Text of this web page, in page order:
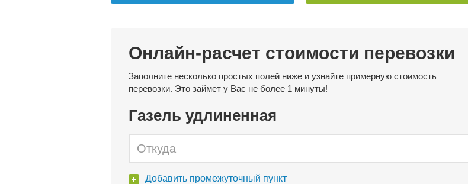
Онлайн-расчет стоимости перевозки
Заполните несколько простых полей ниже и узнайте примерную стоимость
перевозки. Это займет у Вас не более 1 минуты!
Газель удлиненная
Добавить промежуточный пункт